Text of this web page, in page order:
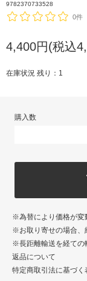
9782370733528
0件
4,400円(税込
在庫状況 残り：1
購入数
※為替により価格が変
※お取り寄せの場合、
※長距離輸送を経ての
返品について
特定商取引法に基づく